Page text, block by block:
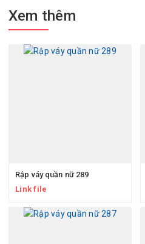
Xem thêm
Rập váy quần nữ 289
Link file